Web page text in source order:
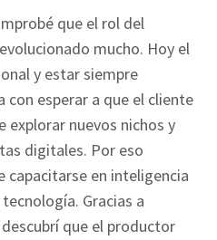
que el rol del
mucho. Hoy el
y estar siempre
con esperar a que el cliente
explorar nuevos nichos y
digitales. Por eso
capacitarse en inteligencia
Gracias a
que el productor